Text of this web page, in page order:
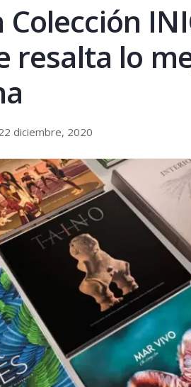
resalta lo
diciembre, 2020